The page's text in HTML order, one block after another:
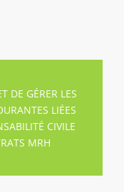
DE GÉRER LES
LIÉES
CIVILE
MRH